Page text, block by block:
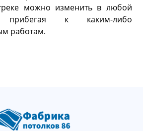
можно изменить в любой
к каким-либо
работам.